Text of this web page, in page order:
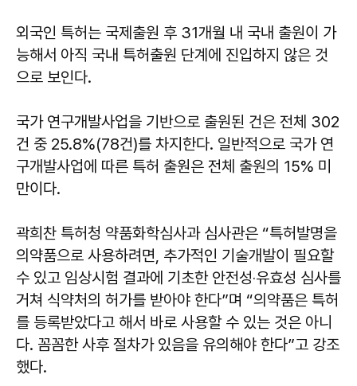
외국인 특허는 국제출원 후 31개월 내 국내 출원이 가
능해서 아직 국내 특허출원 단계에 진입하지 않은 것
으로 보인다.
국가 연구개발사업을 기반으로 출원된 건은 전체 302
건 중 25.8%(78건)를 차지한다. 일반적으로 국가 연
구개발사업에 따른 특허 출원은 전체 출원의 15% 미
만이다.
곽희찬 특허청 약품화학심사과 심사관은 “특허발명을
의약품으로 사용하려면, 추가적인 기술개발이 필요할
수 있고 임상시험 결과에 기초한 안전성‧유효성 심사를
거쳐 식약처의 허가를 받아야 한다”며 “의약품은 특허
를 등록받았다고 해서 바로 사용할 수 있는 것은 아니
다. 꼼꼼한 사후 절차가 있음을 유의해야 한다”고 강조
했다.